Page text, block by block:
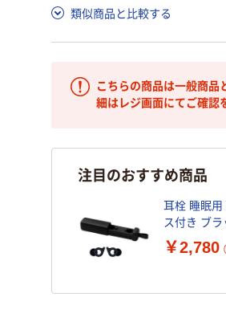
類似商品と比較する
こちらの商品は一般商品
細はレジ画面にてご確認
注目のおすすめ商品
耳栓 睡眠
ス付き ブラ
￥2,780